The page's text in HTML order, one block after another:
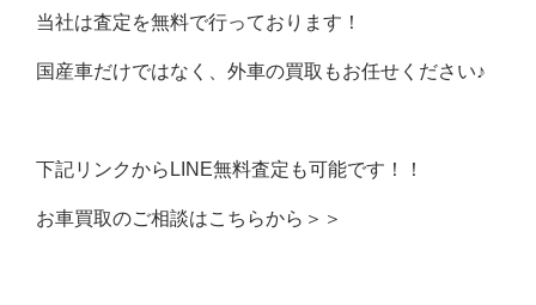
当社は査定を無料で行っております！
国産車だけではなく、外車の買取もお任せください♪
下記リンクからLINE無料査定も可能です！！
お車買取のご相談はこちらから＞＞